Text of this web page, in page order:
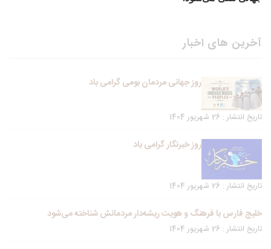
آخرین های اخبار
روز جهانی مردمان بومی گرامی باد
تاریخ انتشار : 26 شهریور 1404
روز خبرنگار گرامی باد
تاریخ انتشار : 26 شهریور 1404
خلیج فارس با فرهنگ و هویت ریشه‌دار مردمانش شناخته می‌شود
تاریخ انتشار : 26 شهریور 1404